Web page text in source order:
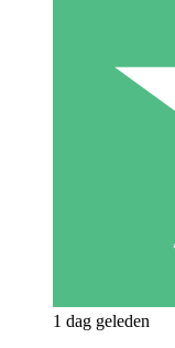
1 dag geleden